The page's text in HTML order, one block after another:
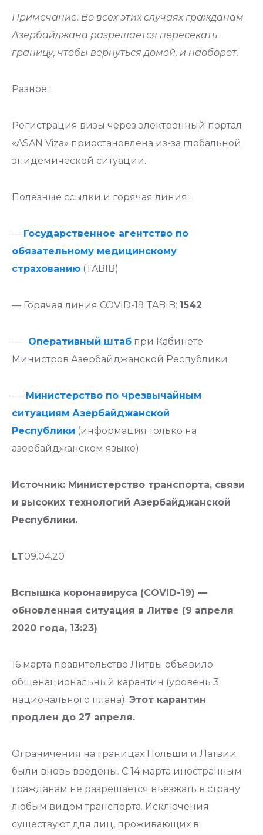
Примечание. Во всех этих случаях гражданам
Азербайджана разрешается пересекать
границу, чтобы вернуться домой, и наоборот.
Разное:
Регистрация визы через электронный портал
«ASAN Viza» приостановлена ​​из-за глобальной
эпидемической ситуации.
Полезные ссылки и горячая линия:
— Государственное агентство по
обязательному медицинскому
страхованию (TABIB)
— Горячая линия COVID-19 TABIB: 1542
— Оперативный штаб при Кабинете
Министров Азербайджанской Республики
— Министерство по чрезвычайным
ситуациям Азербайджанской
Республики (информация только на
азербайджанском языке)
Источник: Министерство транспорта, связи
и высоких технологий Азербайджанской
Республики.
LT09.04.20
Вспышка коронавируса (COVID-19) —
обновленная ситуация в Литве (9 апреля
2020 года, 13:23)
16 марта правительство Литвы объявило
общенациональный карантин (уровень 3
национального плана). Этот карантин
продлен до 27 апреля.
Ограничения на границах Польши и Латвии
были вновь введены. С 14 марта иностранным
гражданам не разрешается въезжать в страну
любым видом транспорта. Исключения
существуют для лиц, проживающих в